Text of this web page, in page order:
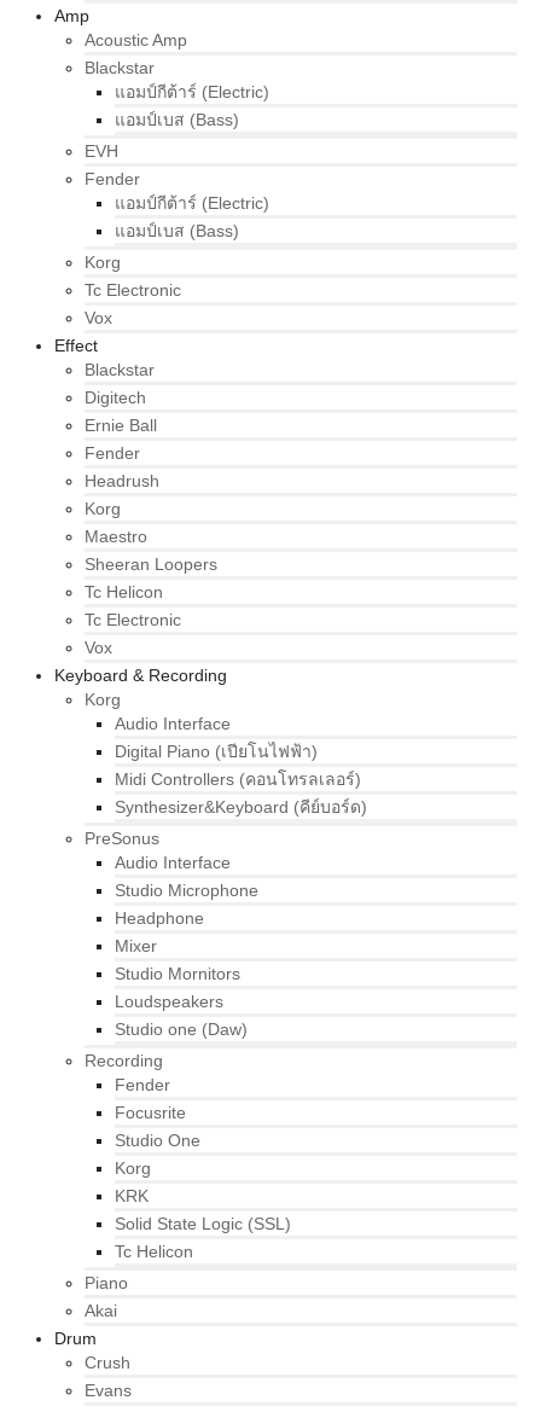
Amp
Acoustic Amp
Blackstar
แอมป์กีต้าร์ (Electric)
แอมป์เบส (Bass)
EVH
Fender
แอมป์กีต้าร์ (Electric)
แอมป์เบส (Bass)
Korg
Tc Electronic
Vox
Effect
Blackstar
Digitech
Ernie Ball
Fender
Headrush
Korg
Maestro
Sheeran Loopers
Tc Helicon
Tc Electronic
Vox
Keyboard & Recording
Korg
Audio Interface
Digital Piano (เปียโนไฟฟ้า)
Midi Controllers (คอนโทรลเลอร์)
Synthesizer&Keyboard (คีย์บอร์ด)
PreSonus
Audio Interface
Studio Microphone
Headphone
Mixer
Studio Mornitors
Loudspeakers
Studio one (Daw)
Recording
Fender
Focusrite
Studio One
Korg
KRK
Solid State Logic (SSL)
Tc Helicon
Piano
Akai
Drum
Crush
Evans